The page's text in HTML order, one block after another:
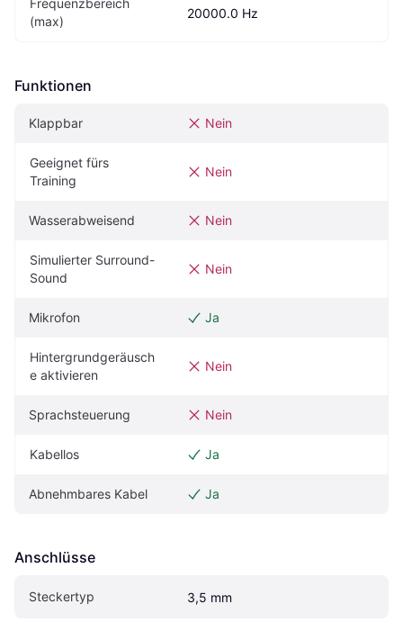
Frequenzbereich
(max)
20000.0 Hz
Funktionen
Klappbar Nein
Geeignet fürs
Training
Nein
Wasserabweisend Nein
Simulierter Surround-
Sound
Nein
Mikrofon Ja
Hintergrundgeräusch
e aktivieren
Nein
Sprachsteuerung Nein
Kabellos Ja
Abnehmbares Kabel Ja
Anschlüsse
Steckertyp 3,5 mm